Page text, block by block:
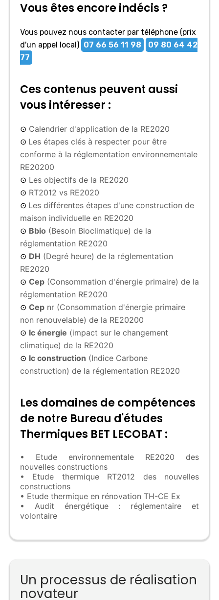
Vous êtes encore indécis ?
Vous pouvez nous contacter par téléphone (prix
d'un appel local) 07 66 56 11 98
09 80 64 42
77
Ces contenus peuvent aussi
vous intéresser :
⊙ Calendrier d'application de la RE2020
⊙ Les étapes clés à respecter pour être
conforme à la réglementation environnementale
RE20200
⊙ Les objectifs de la RE2020
⊙ RT2012 vs RE2020
⊙ Les différentes étapes d'une construction de
maison individuelle en RE2020
⊙ Bbio (Besoin Bioclimatique) de la
réglementation RE2020
⊙ DH (Degré heure) de la réglementation
RE2020
⊙ Cep (Consommation d'énergie primaire) de la
réglementation RE2020
⊙ Cep nr (Consommation d'énergie primaire
non renouvelable) de la RE20200
⊙ Ic énergie (impact sur le changement
climatique) de la RE2020
⊙ Ic construction (Indice Carbone
construction) de la réglementation RE2020
Les domaines de compétences
de notre Bureau d'études
Thermiques BET LECOBAT :
• Etude environnementale RE2020 des
nouvelles constructions
• Etude thermique RT2012 des nouvelles
constructions
• Etude thermique en rénovation TH-CE Ex
• Audit énergétique : réglementaire et
volontaire
Un processus de réalisation
novateur